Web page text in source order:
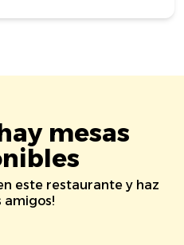
mesas
este restaurante y haz
amigos!